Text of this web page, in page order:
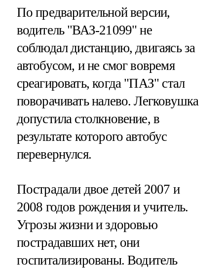
По предварительной версии,
водитель "ВАЗ-21099" не
соблюдал дистанцию, двигаясь за
автобусом, и не смог вовремя
среагировать, когда "ПАЗ" стал
поворачивать налево. Легковушка
допустила столкновение, в
результате которого автобус
перевернулся.
Пострадали двое детей 2007 и
2008 годов рождения и учитель.
Угрозы жизни и здоровью
пострадавших нет, они
госпитализированы. Водитель